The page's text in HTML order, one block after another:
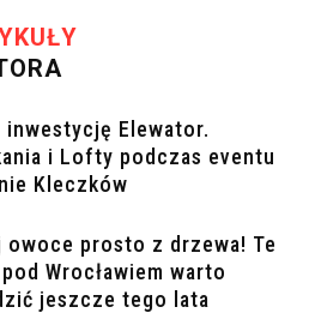
inwestycję Elewator.
i Lofty podczas eventu
Kleczków
owoce prosto z drzewa! Te
Wrocławiem warto
jeszcze tego lata